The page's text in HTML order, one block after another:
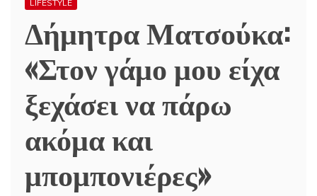
LIFESTYLE
Δήμητρα Ματσούκα:
«Στον γάμο μου είχα
ξεχάσει να πάρω
ακόμα και
μπομπονιέρες»